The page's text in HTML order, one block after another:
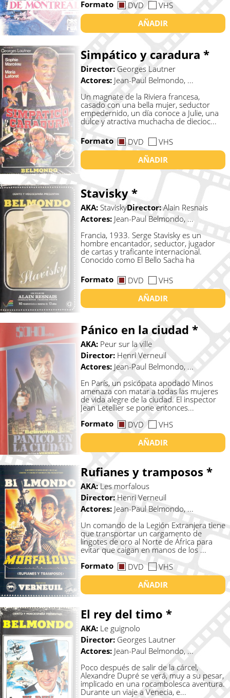
Formato DVD
VHS
AÑADIR
Simpático y caradura *
Director: Georges Lautner
Actores: Jean-Paul Belmondo, ...
Un magnate de la Riviera francesa,
casado con una bella mujer, seductor
empedernido, un día conoce a Julie, una
dulce y atractiva muchacha de diecioc...
Formato
DVD
VHS
AÑADIR
Stavisky *
AKA: StaviskyDirector: Alain Resnais
Actores: Jean-Paul Belmondo, ...
Francia, 1933. Serge Stavisky es un
hombre encantador, seductor, jugador
de cartas y traficante internacional.
Conocido como El Bello Sacha ha
Formato
DVD
VHS
AÑADIR
Pánico en la ciudad *
AKA: Peur sur la ville
Director: Henri Verneuil
Actores: Jean-Paul Belmondo, ...
En París, un psicópata apodado Minos
amenaza con matar a todas las mujeres
de vida alegre de la ciudad. El inspector
Jean Letellier se pone entonces...
Formato
DVD
VHS
AÑADIR
Rufianes y tramposos *
AKA:Les morfalous
Director:Henri Verneuil
Actores: Jean-Paul Belmondo, ...
Un comando de la Legión Extranjera tiene
que transportar un cargamento de
lingotes de oro al Norte de África para
evitar que caigan en manos de los ...
Formato
DVD
VHS
AÑADIR
El rey del timo *
AKA: Le guignolo
Director: Georges Lautner
Actores: Jean-Paul Belmondo, ...
Poco después de salir de la cárcel,
Alexandre Dupré se verá, muy a su pesar,
implicado en una rocambolesca aventura.
Durante un viaje a Venecia, e...